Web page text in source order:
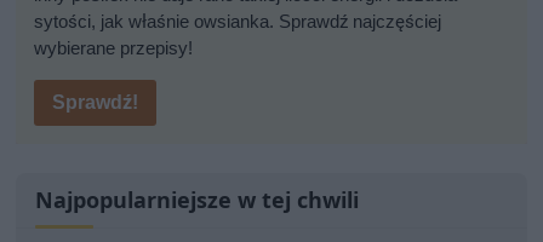
sytości, jak właśnie owsianka. Sprawdź najczęściej
wybierane przepisy!
Sprawdź!
Najpopularniejsze w tej chwili